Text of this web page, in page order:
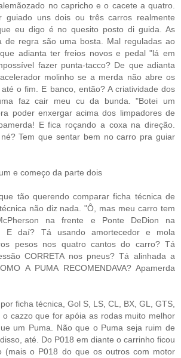
no capricho e o cacete a quatro.
guiado uns dois ou três carros realmente
eu digo é no quesito posto di guida. As
de regra são uma bosta. Mal reguladas ao
adianta ter freios novos e pedal "lá em
fazer punta-tacco? De que adianta
molinho se a merda não abre os
o fim. E banco, então? A criatividade dos
faz cair meu cu da bunda. "Botei um
poder enxergar acima dos limpadores de
E fica roçando a coxa na direção.
Tem que sentar bem no carro pra guiar
e começo da parte dois
tão querendo comparar ficha técnica de
não diz nada. "Ô, mas meu carro tem
na frente e Ponte DeDion na
E daí? Tá usando amortecedor e mola
pesos nos quatro cantos do carro? Tá
CORRETA nos pneus? Tá alinhada a
A PUMA RECOMENDAVA? Apamerda
ficha técnica, Gol S, LS, CL, BX, GL, GTS,
o cazzo que for apóia as rodas muito melhor
um Puma. Não que o Puma seja ruim de
até. Do P018 em diante o carrinho ficou
(mais o P018 do que os outros com motor